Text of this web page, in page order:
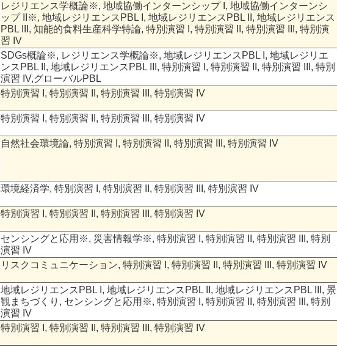
レジリエンス学概論※, 地域協働インターンシップ I, 地域協働インターンシ
ップ II※, 地域レジリエンスPBL I, 地域レジリエンスPBL II, 地域レジリエンス
PBL III, 知能的食料生産科学特論, 特別演習 I, 特別演習 II, 特別演習 III, 特別演
習 IV
SDGs概論※, レジリエンス学概論※, 地域レジリエンスPBL I, 地域レジリエ
ンスPBL II, 地域レジリエンスPBL III, 特別演習 I, 特別演習 II, 特別演習 III, 特別
演習 IV,グローバルPBL
特別演習 I, 特別演習 II, 特別演習 III, 特別演習 IV
特別演習 I, 特別演習 II, 特別演習 III, 特別演習 IV
自然社会環境論, 特別演習 I, 特別演習 II, 特別演習 III, 特別演習 IV
環境経済学, 特別演習 I, 特別演習 II, 特別演習 III, 特別演習 IV
特別演習 I, 特別演習 II, 特別演習 III, 特別演習 IV
センシングと応用※, 災害情報学※, 特別演習 I, 特別演習 II, 特別演習 III, 特別
演習 IV
リスクコミュニケーション, 特別演習 I, 特別演習 II, 特別演習 III, 特別演習 IV
地域レジリエンスPBL I, 地域レジリエンスPBL II, 地域レジリエンスPBL III, 景
観まちづくり, センシングと応用※, 特別演習 I, 特別演習 II, 特別演習 III, 特別
演習 IV
特別演習 I, 特別演習 II, 特別演習 III, 特別演習 IV